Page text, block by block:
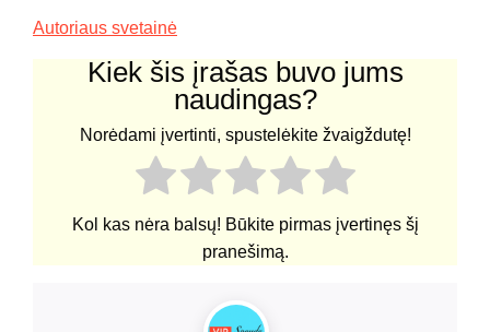
Autoriaus svetainė
Kiek šis įrašas buvo jums
naudingas?
Norėdami įvertinti, spustelėkite žvaigždutę!
Kol kas nėra balsų! Būkite pirmas įvertinęs šį
pranešimą.